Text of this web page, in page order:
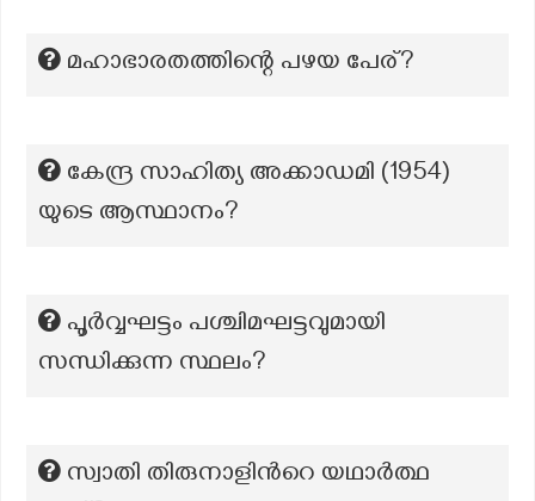
മഹാഭാരതത്തിന്റെ പഴയ പേര്?
കേന്ദ്ര സാഹിത്യ അക്കാഡമി (1954)
യുടെ ആസ്ഥാനം?
പൂര്‍വ്വഘട്ടം പശ്ചിമഘട്ടവുമായി
സന്ധിക്കുന്ന സ്ഥലം?
സ്വാതി തിരുനാളിന്‍റെ യഥാർത്ഥ